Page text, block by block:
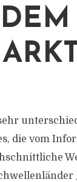
die vom